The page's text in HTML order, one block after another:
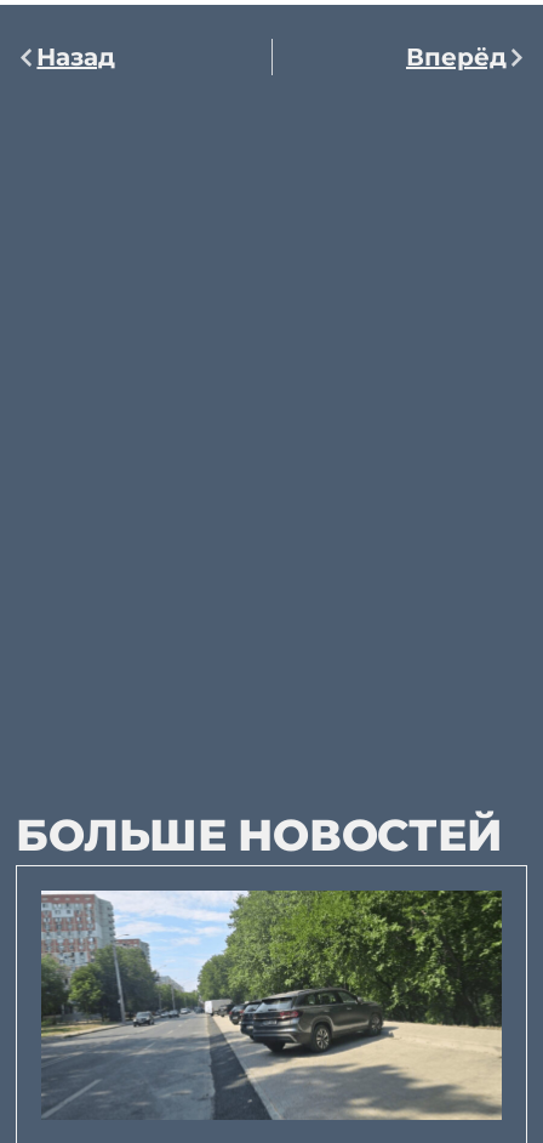
Назад Вперёд
БОЛЬШЕ НОВОСТЕЙ